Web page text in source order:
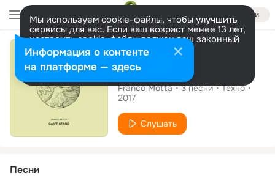
Войти
Мы используем cookie-файлы, чтобы улучшить
сервисы для вас. Если ваш возраст менее 13 лет,
настроить cookie-файлы должен ваш законный
представитель. Больше информации
Разрешить все Настроить
Альбом
Can't Stand
Franco Motta 3песни
Техно
2017
Слушать
Песни
Информация о контенте
на платформе — здесь